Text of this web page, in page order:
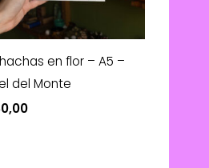
en flor – A5 –
del Monte